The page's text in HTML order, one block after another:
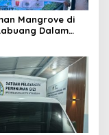
Mangrove di
Dalam